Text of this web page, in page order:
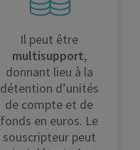
Il peut être
multisupport,
donnant lieu à la
détention d’unités
de compte et de
fonds en euros. Le
souscripteur peut